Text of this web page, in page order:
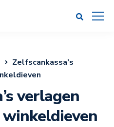
Zelfscankassa’s
verlagen